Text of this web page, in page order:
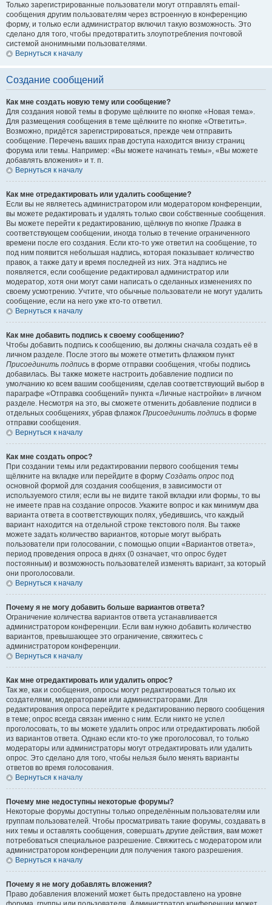
Только зарегистрированные пользователи могут отправлять email-
сообщения другим пользователям через встроенную в конференцию
форму, и только если администратор включил такую возможность. Это
сделано для того, чтобы предотвратить злоупотребления почтовой
системой анонимными пользователями.
Вернуться к началу
Создание сообщений
Как мне создать новую тему или сообщение?
Для создания новой темы в форуме щёлкните по кнопке «Новая тема».
Для размещения сообщения в теме щёлкните по кнопке «Ответить».
Возможно, придётся зарегистрироваться, прежде чем отправить
сообщение. Перечень ваших прав доступа находится внизу страниц
форума или темы. Например: «Вы можете начинать темы», «Вы можете
добавлять вложения» и т. п.
Вернуться к началу
Как мне отредактировать или удалить сообщение?
Если вы не являетесь администратором или модератором конференции,
вы можете редактировать и удалять только свои собственные сообщения.
Вы можете перейти к редактированию, щёлкнув по кнопке Правка в
соответствующем сообщении, иногда только в течение ограниченного
времени после его создания. Если кто-то уже ответил на сообщение, то
под ним появится небольшая надпись, которая показывает количество
правок, а также дату и время последней из них. Эта надпись не
появляется, если сообщение редактировал администратор или
модератор, хотя они могут сами написать о сделанных изменениях по
своему усмотрению. Учтите, что обычные пользователи не могут удалить
сообщение, если на него уже кто-то ответил.
Вернуться к началу
Как мне добавить подпись к своему сообщению?
Чтобы добавить подпись к сообщению, вы должны сначала создать её в
личном разделе. После этого вы можете отметить флажком пункт
Присоединить подпись в форме отправки сообщения, чтобы подпись
добавилась. Вы также можете настроить добавление подписи по
умолчанию ко всем вашим сообщениям, сделав соответствующий выбор в
параграфе «Отправка сообщений» пункта «Личные настройки» в личном
разделе. Несмотря на это, вы сможете отменить добавление подписи в
отдельных сообщениях, убрав флажок Присоединить подпись в форме
отправки сообщения.
Вернуться к началу
Как мне создать опрос?
При создании темы или редактировании первого сообщения темы
щёлкните на вкладке или перейдите в форму Создать опрос под
основной формой для создания сообщения, в зависимости от
используемого стиля; если вы не видите такой вкладки или формы, то вы
не имеете прав на создание опросов. Укажите вопрос и как минимум два
варианта ответа в соответствующих полях, убедившись, что каждый
вариант находится на отдельной строке текстового поля. Вы также
можете задать количество вариантов, которые могут выбрать
пользователи при голосовании, с помощью опции «Вариантов ответа»,
период проведения опроса в днях (0 означает, что опрос будет
постоянным) и возможность пользователей изменять вариант, за который
они проголосовали.
Вернуться к началу
Почему я не могу добавить больше вариантов ответа?
Ограничение количества вариантов ответа устанавливается
администратором конференции. Если вам нужно добавить количество
вариантов, превышающее это ограничение, свяжитесь с
администратором конференции.
Вернуться к началу
Как мне отредактировать или удалить опрос?
Так же, как и сообщения, опросы могут редактироваться только их
создателями, модераторами или администраторами. Для
редактирования опроса перейдите к редактированию первого сообщения
в теме; опрос всегда связан именно с ним. Если никто не успел
проголосовать, то вы можете удалить опрос или отредактировать любой
из вариантов ответа. Однако если кто-то уже проголосовал, то только
модераторы или администраторы могут отредактировать или удалить
опрос. Это сделано для того, чтобы нельзя было менять варианты
ответов во время голосования.
Вернуться к началу
Почему мне недоступны некоторые форумы?
Некоторые форумы доступны только определённым пользователям или
группам пользователей. Чтобы просматривать такие форумы, создавать в
них темы и оставлять сообщения, совершать другие действия, вам может
потребоваться специальное разрешение. Свяжитесь с модератором или
администратором конференции для получения такого разрешения.
Вернуться к началу
Почему я не могу добавлять вложения?
Право добавления вложений может быть предоставлено на уровне